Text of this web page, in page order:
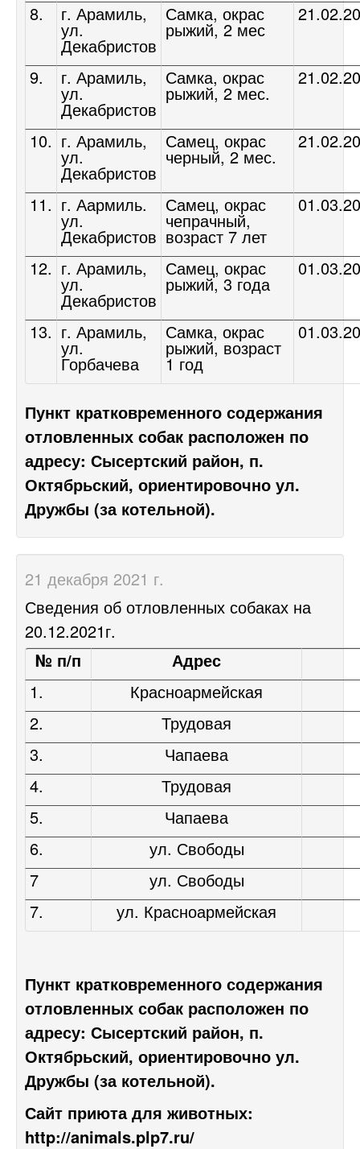
8. г. Арамиль,
ул.
Декабристов
Самка, окрас
рыжий, 2 мес
9. г. Арамиль,
ул.
Декабристов
Самка, окрас
рыжий, 2 мес.
10. г. Арамиль,
ул.
Декабристов
Самец, окрас
черный, 2 мес.
11. г. Аармиль.
ул.
Декабристов
Самец, окрас
чепрачный,
возраст 7 лет
12. г. Арамиль,
ул.
Декабристов
Самец, окрас
рыжий, 3 года
13. г. Арамиль,
ул.
Горбачева
Самка, окрас
рыжий, возраст
1 год
Пункт кратковременного содержания
отловленных собак расположен по
адресу: Сысертский район, п.
Октябрьский, ориентировочно ул.
Дружбы (за котельной).
21 декабря 2021 г.
Сведения об отловленных собаках на
20.12.2021г.
№ п/п
Адрес
1.
Красноармейская
2.
Трудовая
3.
Чапаева
4.
Трудовая
5.
Чапаева
6.
ул. Свободы
7
ул. Свободы
7.
ул. Красноармейская
Пункт кратковременного содержания
отловленных собак расположен по
адресу: Сысертский район, п.
Октябрьский, ориентировочно ул.
Дружбы (за котельной).
Сайт приюта для животных:
http://animals.plp7.ru/